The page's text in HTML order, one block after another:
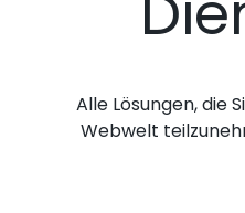
Alle Lösungen, die
Webwelt